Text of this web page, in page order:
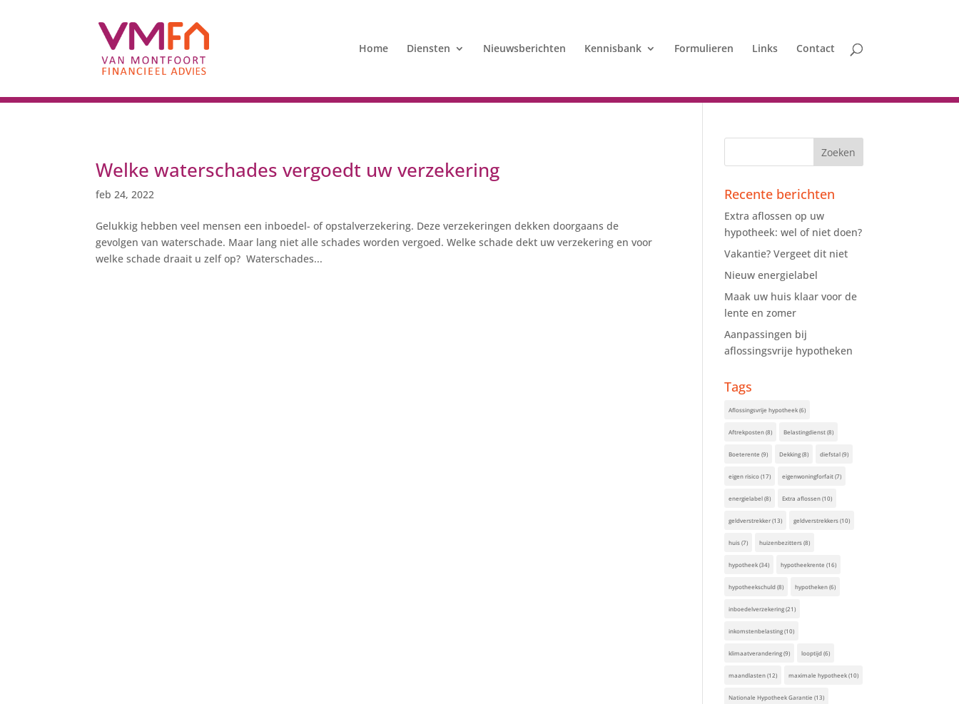
Home Diensten Nieuwsberichten Kennisbank Formulieren Links Contact
Welke waterschades vergoedt uw verzekering
feb 24, 2022
Gelukkig hebben veel mensen een inboedel- of opstalverzekering. Deze verzekeringen dekken doorgaans de
gevolgen van waterschade. Maar lang niet alle schades worden vergoed. Welke schade dekt uw verzekering en voor
welke schade draait u zelf op? Waterschades...
Recente berichten
Extra aflossen op uw
hypotheek: wel of niet doen?
Vakantie? Vergeet dit niet
Nieuw energielabel
Maak uw huis klaar voor de
lente en zomer
Aanpassingen bij
aflossingsvrije hypotheken
Tags
Aflossingsvrije hypotheek(6)
Aftrekposten(8) Belastingdienst(8)
Boeterente (9) Dekking(8) diefstal(9)
eigen risico(17) eigenwoningforfait(7)
energielabel(8) Extra aflossen(10)
geldverstrekker(13) geldverstrekkers(10)
huis(7) huizenbezitters(8)
hypotheek(34) hypotheekrente (16)
hypotheekschuld(8) hypotheken(6)
inboedelverzekering(21)
inkomstenbelasting(10)
klimaatverandering(9) looptijd(6)
maandlasten(12) maximale hypotheek(10)
Nationale Hypotheek Garantie (13)